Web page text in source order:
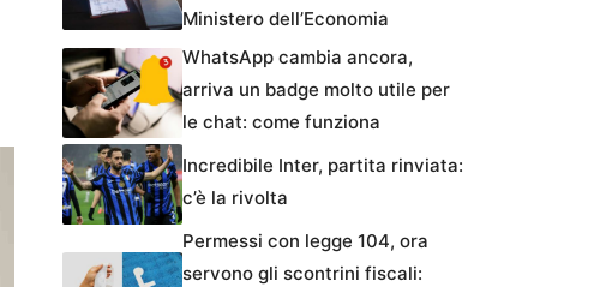
Ministero dell’Economia
WhatsApp cambia ancora,
arriva un badge molto utile per
le chat: come funziona
Incredibile Inter, partita rinviata:
c’è la rivolta
Permessi con legge 104, ora
servono gli scontrini fiscali: